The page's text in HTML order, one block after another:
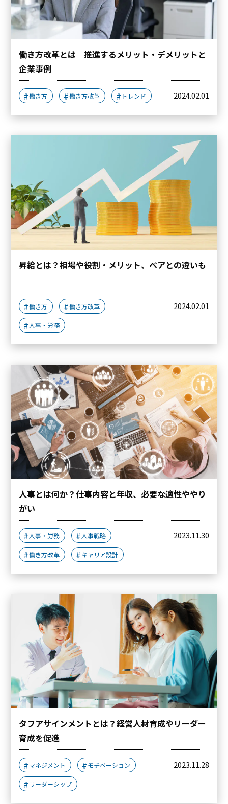
働き方改革とは｜推進するメリット・デメリットと
企業事例
働き方 働き方改革 トレンド 2024.02.01
昇給とは？相場や役割・メリット、ベアとの違いも
働き方 働き方改革
人事・労務
2024.02.01
人事とは何か？仕事内容と年収、必要な適性ややり
がい
人事・労務 人事戦略
働き方改革 キャリア設計
2023.11.30
タフアサインメントとは？経営人材育成やリーダー
育成を促進
マネジメント モチベーション
リーダーシップ
2023.11.28